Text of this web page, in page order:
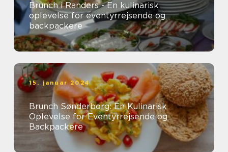
Brunch i Randers - En kulinarisk
oplevelse for eventyrrejsende og
backpackere
15. januar 2024
Brunch Sønderborg: En Kulinarisk
Oplevelse for Eventyrrejsende og
Backpackere